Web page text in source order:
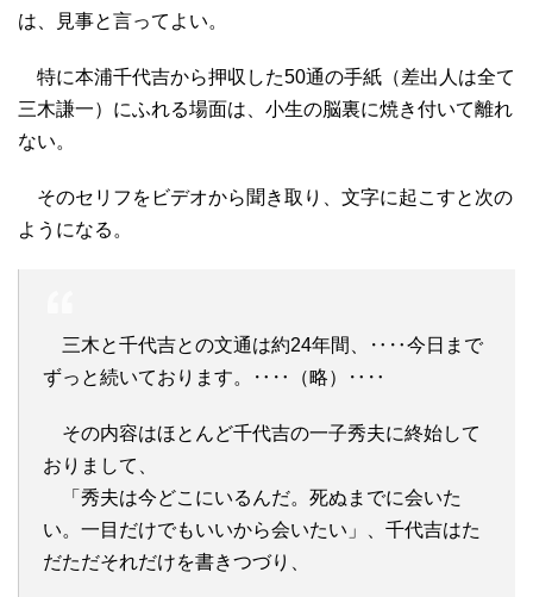
は、見事と言ってよい。
特に本浦千代吉から押収した50通の手紙（差出人は全て
三木謙一）にふれる場面は、小生の脳裏に焼き付いて離れ
ない。
そのセリフをビデオから聞き取り、文字に起こすと次の
ようになる。
三木と千代吉との文通は約24年間、‥‥今日まで
ずっと続いております。‥‥（略）‥‥
その内容はほとんど千代吉の一子秀夫に終始して
おりまして、
「秀夫は今どこにいるんだ。死ぬまでに会いた
い。一目だけでもいいから会いたい」、千代吉はた
だただそれだけを書きつづり、